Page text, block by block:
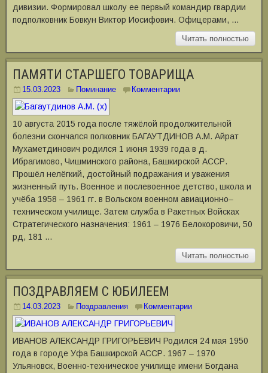
дивизии. Формировал школу ее первый командир гвардии
подполковник Бовкун Виктор Иосифович. Офицерами, …
Читать полностью
ПАМЯТИ СТАРШЕГО ТОВАРИЩА
15.03.2023 Поминание Комментарии
10 августа 2015 года после тяжёлой продолжительной
болезни скончался полковник БАГАУТДИНОВ А.М. Айрат
Мухаметдинович родился 1 июня 1939 года в д.
Ибрагимово, Чишминского района, Башкирской АССР.
Прошёл нелёгкий, достойный подражания и уважения
жизненный путь. Военное и послевоенное детство, школа и
учёба 1958 ‒ 1961 гг. в Вольском военном авиационно‒
техническом училище. Затем служба в Ракетных Войсках
Стратегического назначения: 1961 – 1976 Белокоровичи, 50
рд, 181 …
Читать полностью
ПОЗДРАВЛЯЕМ С ЮБИЛЕЕМ
14.03.2023 Поздравления Комментарии
ИВАНОВ АЛЕКСАНДР ГРИГОРЬЕВИЧ Родился 24 мая 1950
года в городе Уфа Башкирской АССР. 1967 – 1970
Ульяновск, Военно-техническое училище имени Богдана